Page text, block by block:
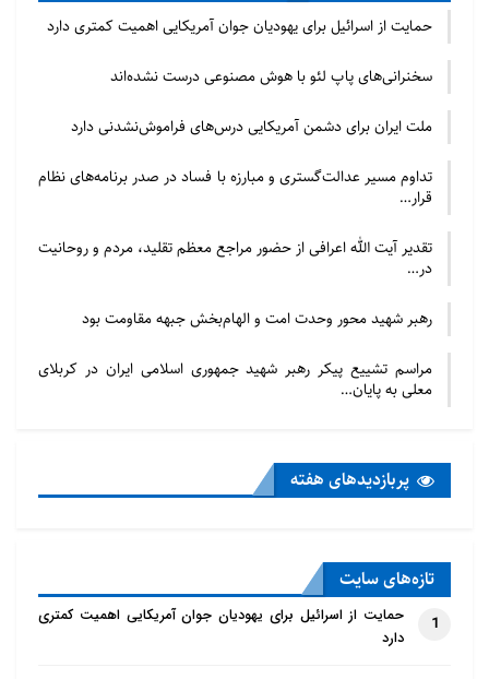
حمایت از اسرائیل برای یهودیان جوان آمریکایی اهمیت کمتری دارد
سخنرانی‌های پاپ لئو با هوش مصنوعی درست نشده‌اند
ملت ایران برای دشمن آمریکایی درس‌های فراموش‌نشدنی دارد
تداوم مسیر عدالت‌گستری و مبارزه با فساد در صدر برنامه‌های نظام
قرار…
تقدیر آیت الله اعرافی از حضور مراجع معظم تقلید، مردم و روحانیت
در…
رهبر شهید محور وحدت امت و الهام‌بخش جبهه مقاومت بود
مراسم تشییع پیکر رهبر شهید جمهوری اسلامی ایران در کربلای
معلی به پایان…
پربازدید‌های هفته
تازه‌‌های سایت
1
حمایت از اسرائیل برای یهودیان جوان آمریکایی اهمیت کمتری
دارد